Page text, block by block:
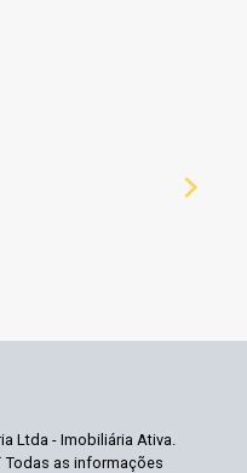
Ltda - Imobiliária Ativa.
as informações